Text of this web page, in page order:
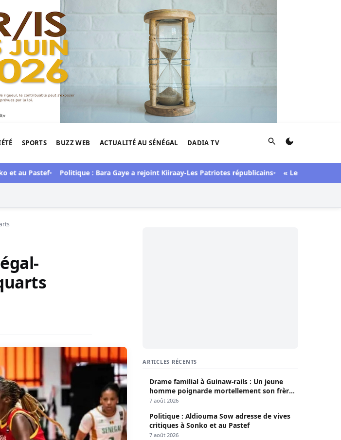
SPORTS BUZZ WEB ACTUALITÉ AU SÉNÉGAL DADIA TV Rechercher
Pastef Politique : Bara Gaye a rejoint Kiiraay-Les Patriotes républicains « Lesbienne », «
ARTICLES RÉCENTS
Drame familial à Guinaw-rails : Un jeune
homme poignarde mortellement son frère
aîné
7 août 2026
Politique : Aldiouma Sow adresse de vives
critiques à Sonko et au Pastef
7 août 2026